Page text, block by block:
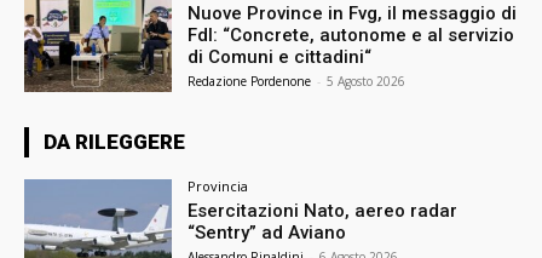
Nuove Province in Fvg, il messaggio di
FdI: “Concrete, autonome e al servizio
di Comuni e cittadini“
Redazione Pordenone - 5 Agosto 2026
DA RILEGGERE
Provincia
Esercitazioni Nato, aereo radar
“Sentry” ad Aviano